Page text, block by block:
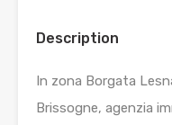
Description
In zona Borgata
Brissogne, agenzia